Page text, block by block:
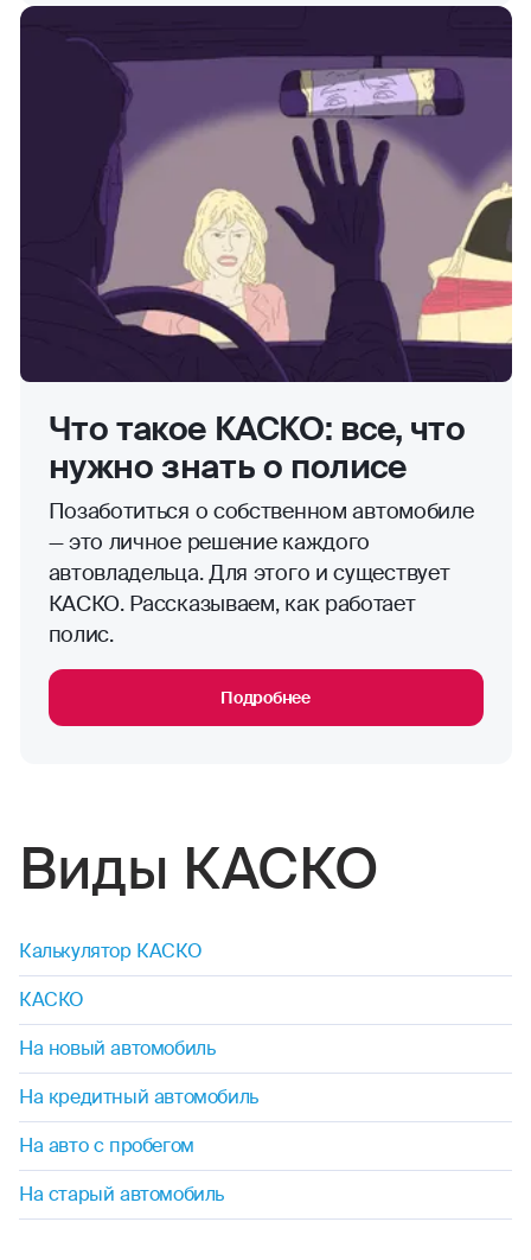
Что такое КАСКО: все, что
нужно знать о полисе
Позаботиться о собственном автомобиле
— это личное решение каждого
автовладельца. Для этого и существует
КАСКО. Рассказываем, как работает
полис.
Подробнее
Виды КАСКО
Калькулятор КАСКО
КАСКО
На новый автомобиль
На кредитный автомобиль
На авто с пробегом
На старый автомобиль